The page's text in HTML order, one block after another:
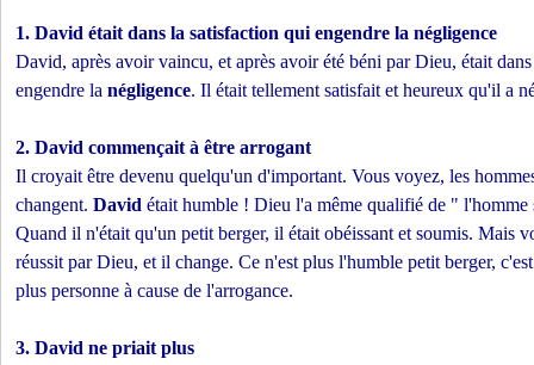
1. David était dans la satisfaction qui engendre la négligence
David, après avoir vaincu, et après avoir été béni par Dieu, était
engendre la négligence. Il était tellement satisfait et heureux qu'il a
2. David commençait à être arrogant
Il croyait être devenu quelqu'un d'important. Vous voyez, les
changent. David était humble ! Dieu l'a même qualifié de "
Quand il n'était qu'un petit berger, il était obéissant et soumis. Mais
réussit par Dieu, et il change. Ce n'est plus l'humble petit berger,
plus personne à cause de l'arrogance.
3. David ne priait plus